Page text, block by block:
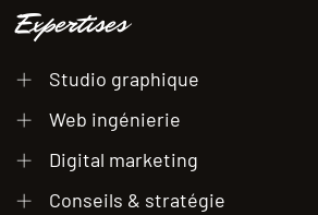
Expertises
Studio graphique
Web ingénierie
Digital marketing
Conseils & stratégie